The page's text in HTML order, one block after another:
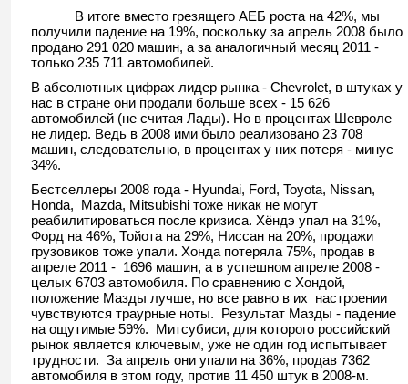
В итоге вместо грезящего АЕБ роста на 42%, мы
получили падение на 19%, поскольку за апрель 2008 было
продано 291 020 машин, а за аналогичный месяц 2011 -
только 235 711 автомобилей.
В абсолютных цифрах лидер рынка - Chevrolet, в штуках у
нас в стране они продали больше всех - 15 626
автомобилей (не считая Лады). Но в процентах Шевроле
не лидер. Ведь в 2008 ими было реализовано 23 708
машин, следовательно, в процентах у них потеря - минус
34%.
Бестселлеры 2008 года - Hyundai, Ford, Toyota, Nissan,
Honda, Mazda, Mitsubishi тоже никак не могут
реабилитироваться после кризиса. Хёндэ упал на 31%,
Форд на 46%, Тойота на 29%, Ниссан на 20%, продажи
грузовиков тоже упали. Хонда потеряла 75%, продав в
апреле 2011 - 1696 машин, а в успешном апреле 2008 -
целых 6703 автомобиля. По сравнению с Хондой,
положение Мазды лучше, но все равно в их настроении
чувствуются траурные ноты. Результат Мазды - падение
на ощутимые 59%. Митсубиси, для которого российский
рынок является ключевым, уже не один год испытывает
трудности. За апрель они упали на 36%, продав 7362
автомобиля в этом году, против 11 450 штук в 2008-м.